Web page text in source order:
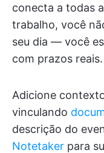
conecta a todas
trabalho, você
seu dia — você
com prazos reais.
Adicione
vinculando
descrição do
Notetaker para